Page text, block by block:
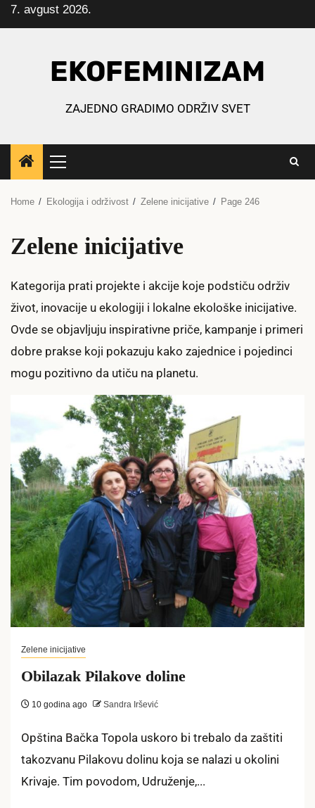
Skip
to
7. avgust 2026.
EKOFEMINIZAM
ZAJEDNO GRADIMO ODRŽIV SVET
Primary
Menu
Home Ekologija i održivost Zelene inicijative Page 246
Zelene inicijative
Kategorija prati projekte i akcije koje podstiču održiv
život, inovacije u ekologiji i lokalne ekološke inicijative.
Ovde se objavljuju inspirativne priče, kampanje i primeri
dobre prakse koji pokazuju kako zajednice i pojedinci
mogu pozitivno da utiču na planetu.
Zelene inicijative
Obilazak Pilakove doline
10 godina ago Sandra Iršević
Opština Bačka Topola uskoro bi trebalo da zaštiti
takozvanu Pilakovu dolinu koja se nalazi u okolini
Krivaje. Tim povodom, Udruženje,...